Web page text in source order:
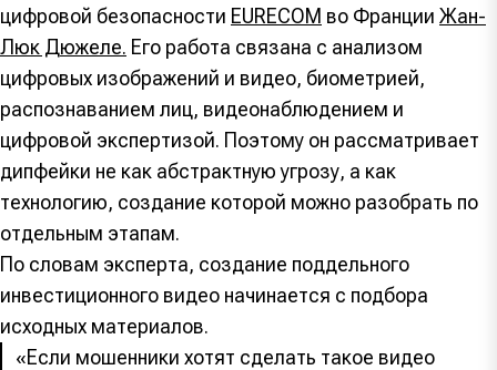
цифровой безопасности EURECOM во Франции Жан-
Люк Дюжеле. Его работа связана с анализом
цифровых изображений и видео, биометрией,
распознаванием лиц, видеонаблюдением и
цифровой экспертизой. Поэтому он рассматривает
дипфейки не как абстрактную угрозу, а как
технологию, создание которой можно разобрать по
отдельным этапам.
По словам эксперта, создание поддельного
инвестиционного видео начинается с подбора
исходных материалов.
«Если мошенники хотят сделать такое видео